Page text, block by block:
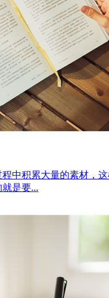
中积累大量的素材，
是要...